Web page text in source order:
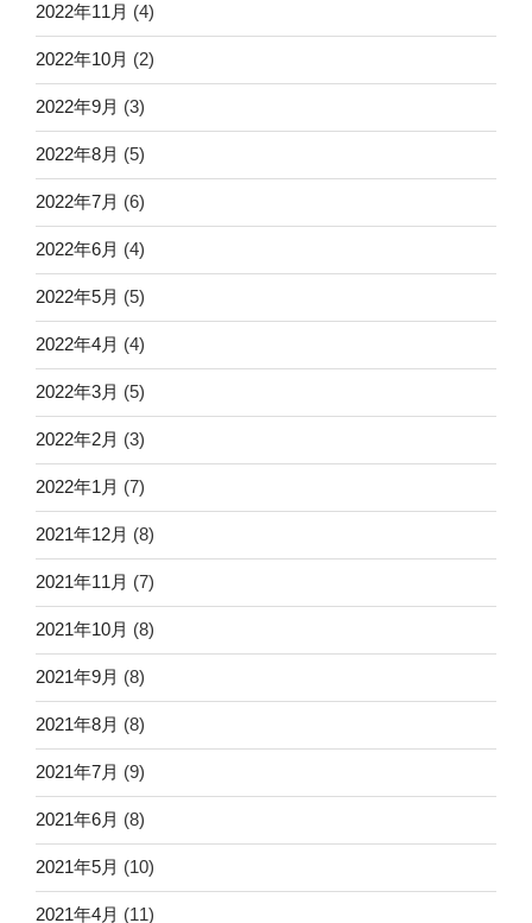
2022年11月 (4)
2022年10月 (2)
2022年9月 (3)
2022年8月 (5)
2022年7月 (6)
2022年6月 (4)
2022年5月 (5)
2022年4月 (4)
2022年3月 (5)
2022年2月 (3)
2022年1月 (7)
2021年12月 (8)
2021年11月 (7)
2021年10月 (8)
2021年9月 (8)
2021年8月 (8)
2021年7月 (9)
2021年6月 (8)
2021年5月 (10)
2021年4月 (11)